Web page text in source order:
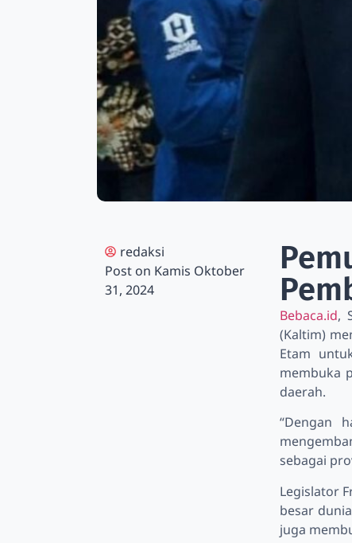
redaksi
Post on Kamis Oktober
31, 2024
Bebaca.id,
(Kaltim)
Etam
membuka
daerah.
“Dengan
sebagai
Legislator
besar
juga